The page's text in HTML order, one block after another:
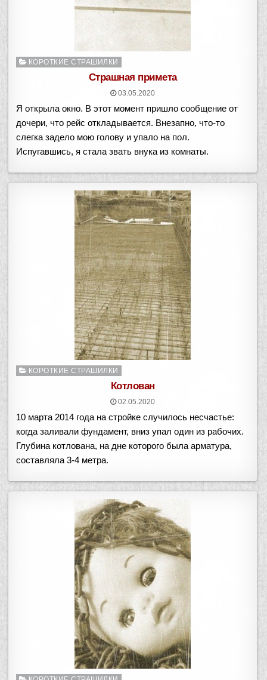
Опубликовано
КОРОТКИЕ СТРАШИЛКИ
Страшная примета
03.05.2020
Я открыла окно. В этот момент пришло сообщение от
дочери, что рейс откладывается. Внезапно, что-то
слегка задело мою голову и упало на пол.
Испугавшись, я стала звать внука из комнаты.
Опубликовано
КОРОТКИЕ СТРАШИЛКИ
Котлован
02.05.2020
10 марта 2014 года на стройке случилось несчастье:
когда заливали фундамент, вниз упал один из рабочих.
Глубина котлована, на дне которого была арматура,
составляла 3-4 метра.